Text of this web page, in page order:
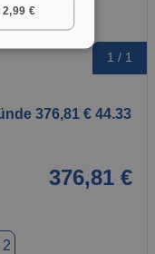
1 / 1
376,81 € 44.33
376,81 €
2,99 €